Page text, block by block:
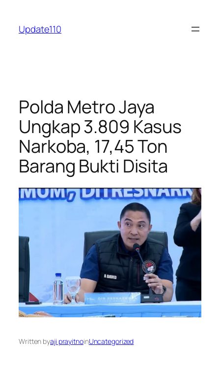
content
Update110
Polda Metro Jaya
Ungkap 3.809 Kasus
Narkoba, 17,45 Ton
Barang Bukti Disita
Written byaji prayitnoinUncategorized